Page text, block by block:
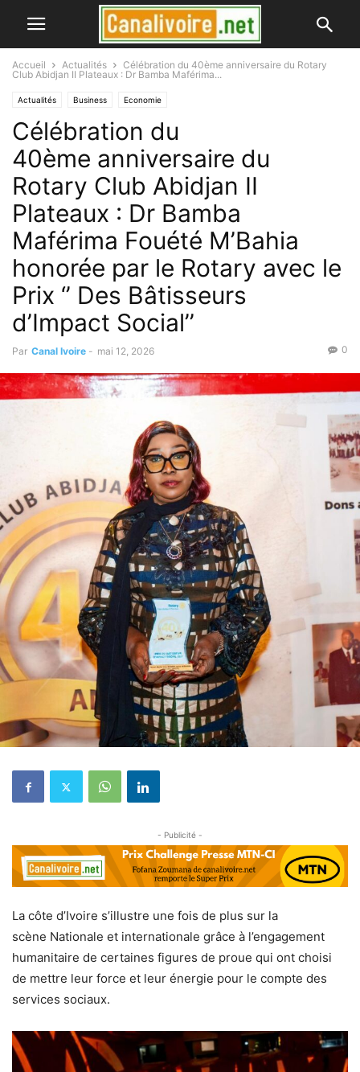
Accueil Actualités
Célébration du 40ème anniversaire du Rotary
Club Abidjan II Plateaux : Dr Bamba Maférima...
Actualités Business Economie
Célébration du
40ème anniversaire du
Rotary Club Abidjan II
Plateaux : Dr Bamba
Maférima Fouété M’Bahia
honorée par le Rotary avec le
Prix ‘’ Des Bâtisseurs
d’Impact Social’’
Par Canal Ivoire - mai 12, 2026 0
- Publicité -
La côte d’Ivoire s’illustre une fois de plus sur la
scène Nationale et internationale grâce à l’engagement
humanitaire de certaines figures de proue qui ont choisi
de mettre leur force et leur énergie pour le compte des
services sociaux.